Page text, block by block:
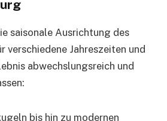
saisonale Ausrichtung des
Jahreszeiten und
abwechslungsreich und
bis hin zu modernen